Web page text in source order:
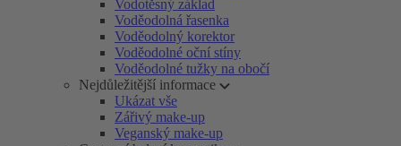
Vodotěsný základ
Voděodolná řasenka
Voděodolný korektor
Voděodolné oční stíny
Voděodolné tužky na obočí
Nejdůležitější informace
Ukázat vše
Zářivý make-up
Veganský make-up